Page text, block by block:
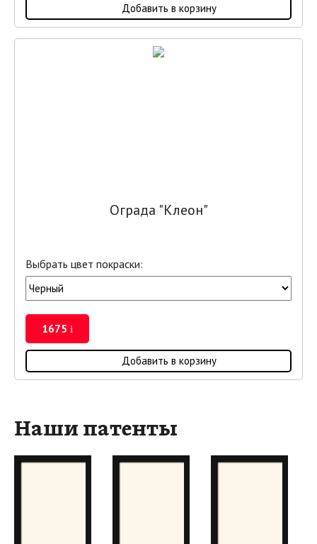
Добавить в корзину
Ограда "Клеон"
Выбрать цвет покраски:
1675 i
Добавить в корзину
Наши патенты